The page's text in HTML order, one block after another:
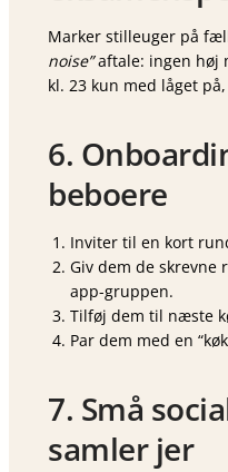
Marker stilleuger på
noise”aftale: ingen høj
kl. 23 kun med låget
6.
beboere
Inviter til en kort
Giv dem de skrevne
app-gruppen.
Tilføj dem til næste
Par dem med en
7. Små
samler jer